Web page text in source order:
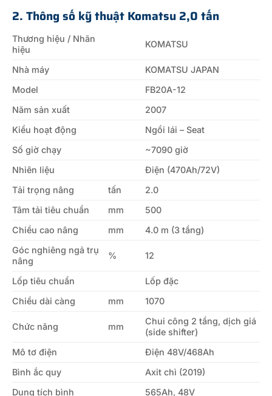
2. Thông số kỹ thuật Komatsu 2,0 tấn
Thương hiệu / Nhãn
hiệu
KOMATSU
Nhà máy
KOMATSU JAPAN
Model
FB20A-12
Năm sản xuất
2007
Kiểu hoạt động
Ngồi lái – Seat
Số giờ chạy
~7090 giờ
Nhiên liệu
Điện (470Ah/72V)
Tải trọng nâng
tấn
2.0
Tâm tải tiêu chuẩn
mm
500
Chiều cao nâng
mm
4.0 m (3 tầng)
Góc nghiêng ngả trụ
nâng
% 12
Lốp tiêu chuẩn
Lốp đặc
Chiều dài càng
mm 1070
Chức năng mm
Chui công 2 tầng, dịch giá
(side shifter)
Mô tơ điện
Điện 48V/468Ah
Bình ắc quy
Axit chì (2019)
Dung tích bình
565Ah, 48V